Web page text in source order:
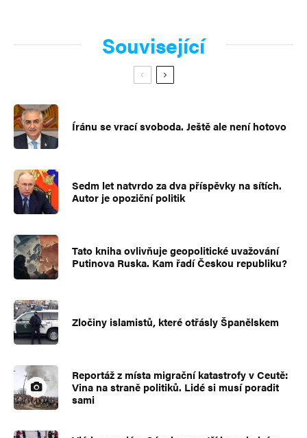
Související
Íránu se vrací svoboda. Ještě ale není hotovo
Sedm let natvrdo za dva příspěvky na sítích.
Autor je opoziční politik
Tato kniha ovlivňuje geopolitické uvažování
Putinova Ruska. Kam řadí Českou republiku?
Zločiny islamistů, které otřásly Španělskem
Reportáž z místa migrační katastrofy v Ceutě:
Vina na straně politiků. Lidé si musí poradit
sami